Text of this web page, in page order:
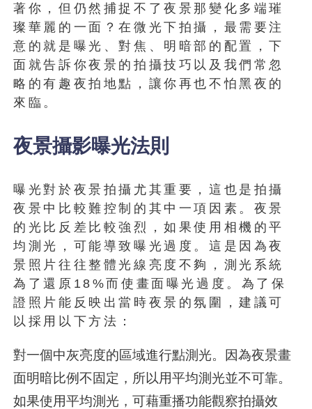
著你，但仍然捕捉不了夜景那變化多端璀
璨華麗的一面？在微光下拍攝，最需要注
意的就是曝光、對焦、明暗部的配置，下
面就告訴你夜景的拍攝技巧以及我們常忽
略的有趣夜拍地點，讓你再也不怕黑夜的
來臨。
夜景攝影曝光法則
曝光對於夜景拍攝尤其重要，這也是拍攝
夜景中比較難控制的其中一項因素。夜景
的光比反差比較強烈，如果使用相機的平
均測光，可能導致曝光過度。這是因為夜
景照片往往整體光線亮度不夠，測光系統
為了還原18%而使畫面曝光過度。為了保
證照片能反映出當時夜景的氛圍，建議可
以採用以下方法：
對一個中灰亮度的區域進行點測光。因為夜景畫
面明暗比例不固定，所以用平均測光並不可靠。
如果使用平均測光，可藉重播功能觀察拍攝效